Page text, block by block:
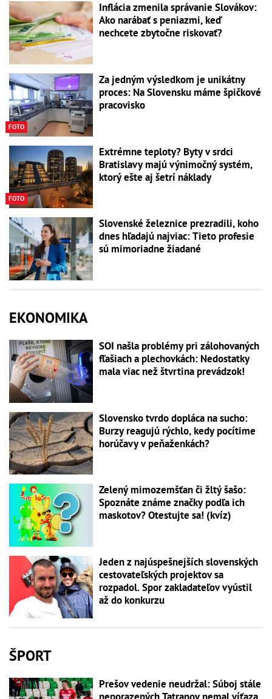
Inflácia zmenila správanie Slovákov:
Ako narábať s peniazmi, keď
nechcete zbytočne riskovať?
FOTO
Za jedným výsledkom je unikátny
proces: Na Slovensku máme špičkové
pracovisko
FOTO
Extrémne teploty? Byty v srdci
Bratislavy majú výnimočný systém,
ktorý ešte aj šetrí náklady
Slovenské železnice prezradili, koho
dnes hľadajú najviac: Tieto profesie
sú mimoriadne žiadané
EKONOMIKA
SOI našla problémy pri zálohovaných
fľašiach a plechovkách: Nedostatky
mala viac než štvrtina prevádzok!
Slovensko tvrdo dopláca na sucho:
Burzy reagujú rýchlo, kedy pocítime
horúčavy v peňaženkách?
Zelený mimozemšťan či žltý šašo:
Spoznáte známe značky podľa ich
maskotov? Otestujte sa! (kvíz)
Jeden z najúspešnejších slovenských
cestovateľských projektov sa
rozpadol. Spor zakladateľov vyústil
až do konkurzu
ŠPORT
Prešov vedenie neudržal: Súboj stále